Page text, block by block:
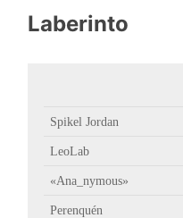
Laberinto
Spikel Jordan
LeoLab
«Ana_nymous»
Perenquén